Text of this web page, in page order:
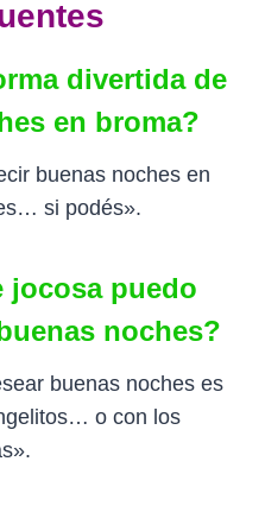
divertida de
en broma?
buenas noches en
si podés».
jocosa puedo
noches?
buenas noches es
o con los